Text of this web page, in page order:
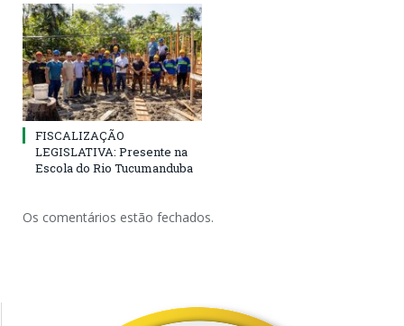
FISCALIZAÇÃO
LEGISLATIVA: Presente na
Escola do Rio Tucumanduba
Os comentários estão fechados.